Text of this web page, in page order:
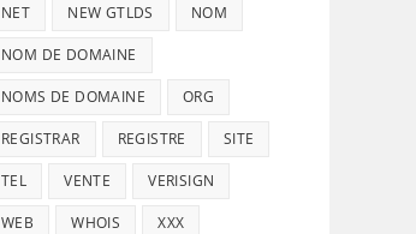
NET NEW GTLDS NOM
NOM DE DOMAINE
NOMS DE DOMAINE ORG
REGISTRAR REGISTRE SITE
TEL VENTE VERISIGN
WEB WHOIS XXX